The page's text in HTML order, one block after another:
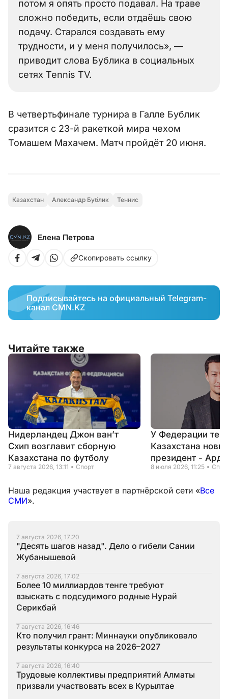
потом я опять просто подавал. На траве
сложно победить, если отдаёшь свою
подачу. Старался создавать ему
трудности, и у меня получилось», —
приводит слова Бублика в социальных
сетях Tennis TV.
В четвертьфинале турнира в Галле Бублик
сразится с 23-й ракеткой мира чехом
Томашем Махачем. Матч пройдёт 20 июня.
Казахстан Александр Бублик Теннис
Елена Петрова
Скопировать ссылку
Подписывайтесь на официальный Telegram-
канал CMN.KZ
Читайте также
Нидерландец Джон ван’т
Схип возглавит сборную
Казахстана по футболу
7 августа 2026, 13:11 Спорт
У Федерации
Казахстана
президент -
8 июля 2026, 11:25
Наша редакция участвует в партнёрской сети «Все
СМИ».
7 августа 2026, 17:20
"Десять шагов назад". Дело о гибели Сании
Жубанышевой
7 августа 2026, 17:02
Более 10 миллиардов тенге требуют
взыскать с подсудимого родные Нурай
Серикбай
7 августа 2026, 16:46
Кто получил грант: Миннауки опубликовало
результаты конкурса на 2026–2027
7 августа 2026, 16:40
Трудовые коллективы предприятий Алматы
призвали участвовать всех в Курылтае